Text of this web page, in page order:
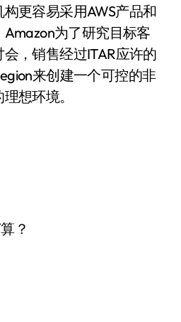
更容易采用AWS产品和
为了研究目标客
，销售经过ITAR应许的
来创建一个可控的非
想环境。
？